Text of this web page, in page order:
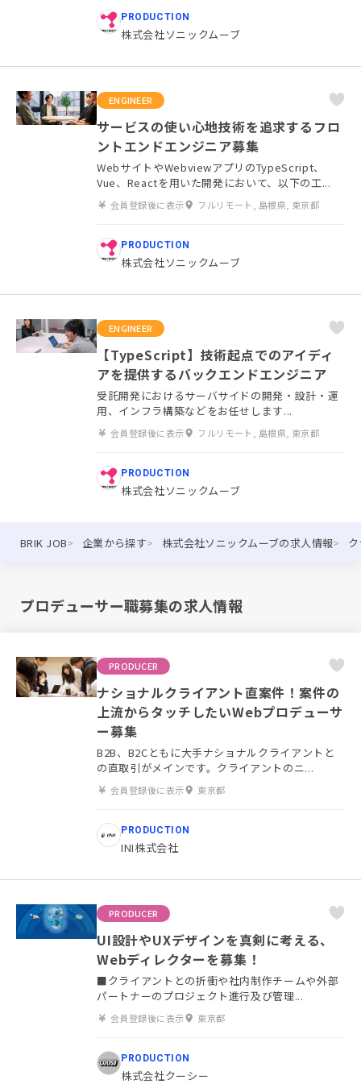
PRODUCTION
株式会社ソニックムーブ
ENGINEER
サービスの使い心地技術を追求するフロ
ントエンドエンジニア募集
WebサイトやWebviewアプリのTypeScript、
Vue、Reactを用いた開発において、以下の工...
会員登録後に表示 フルリモート, 島根県, 東京都
PRODUCTION
株式会社ソニックムーブ
ENGINEER
【TypeScript】技術起点でのアイディ
アを提供するバックエンドエンジニア
受託開発におけるサーバサイドの開発・設計・運
用、インフラ構築などをお任せします...
会員登録後に表示 フルリモート, 島根県, 東京都
PRODUCTION
株式会社ソニックムーブ
BRIK JOB 企業から探す 株式会社ソニックムーブの求人情報
プロデューサー職募集の求人情報
PRODUCER
ナショナルクライアント直案件！案件の
上流からタッチしたいWebプロデューサ
ー募集
B2B、B2Cともに大手ナショナルクライアントと
の直取引がメインです。クライアントのニ...
会員登録後に表示 東京都
PRODUCTION
INI株式会社
PRODUCER
UI設計やUXデザインを真剣に考える、
Webディレクターを募集！
■クライアントとの折衝や社内制作チームや外部
パートナーのプロジェクト進行及び管理...
会員登録後に表示 東京都
PRODUCTION
株式会社クーシー